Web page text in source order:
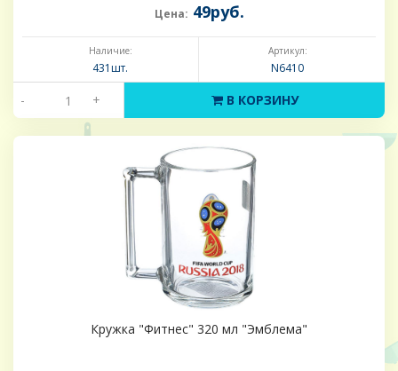
Цена: 49руб.
Наличие:
431шт.
Артикул:
N6410
- + В КОРЗИНУ
Кружка "Фитнес" 320 мл "Эмблема"